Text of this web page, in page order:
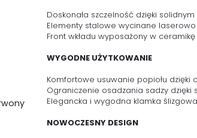
Doskonała szczelność dzięki
Elementy stalowe wycinane
Front wkładu wyposażony w
WYGODNE UŻYTKOWANIE
Komfortowe usuwanie popiołu dzięki
Ograniczenie osadzania sadzy
Elegancka i wygodna klamka
NOWOCZESNY DESIGN